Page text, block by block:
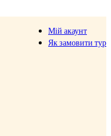
Мій акаунт
Як замовити тур